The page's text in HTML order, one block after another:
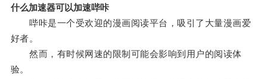
什么加速器可以加速哔咔
哔咔是一个受欢迎的漫画阅读平台，吸引了大量漫画爱
好者。
然而，有时候网速的限制可能会影响到用户的阅读体
验。